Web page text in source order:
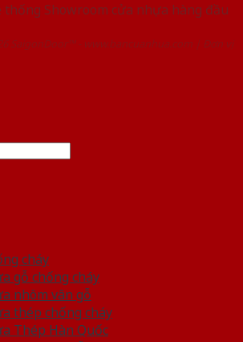
thống Showroom cửa nhựa hàng đầu
SaigonDoor™ - www.bancuanhua.com | Đơn vị
cháy
gỗ chống cháy
nhôm vân gỗ
thép chống cháy
Thép Hàn Quốc